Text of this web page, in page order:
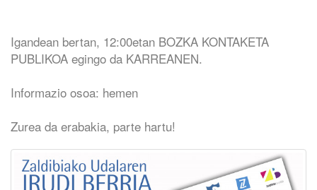
Igandean bertan, 12:00etan BOZKA KONTAKETA
PUBLIKOA egingo da KARREANEN.
Informazio osoa: hemen
Zurea da erabakia, parte hartu!